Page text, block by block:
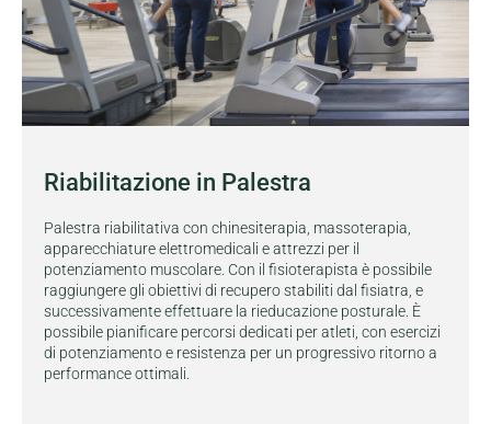
Riabilitazione in Palestra
Palestra riabilitativa con chinesiterapia, massoterapia,
apparecchiature elettromedicali e attrezzi per il
potenziamento muscolare. Con il fisioterapista è possibile
raggiungere gli obiettivi di recupero stabiliti dal fisiatra, e
successivamente effettuare la rieducazione posturale. È
possibile pianificare percorsi dedicati per atleti, con esercizi
di potenziamento e resistenza per un progressivo ritorno a
performance ottimali.